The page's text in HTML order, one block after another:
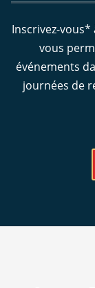
Inscrivez-vous*
vous
événements
journées de